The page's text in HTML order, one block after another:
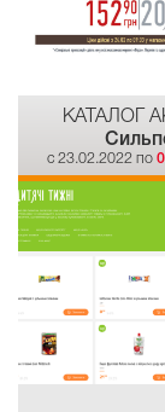
КАТАЛОГ
c 23.02.2022 по